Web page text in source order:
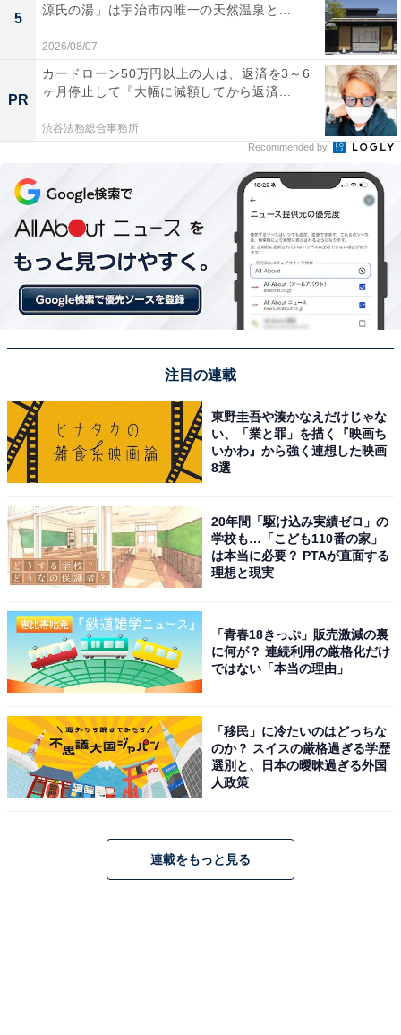
5
源氏の湯」は宇治市内唯一の天然温泉と...
2026/08/07
PR
カードローン50万円以上の人は、返済を3～6
ヶ月停止して『大幅に減額してから返済...
渋谷法務総合事務所
Recommended by
注目の連載
東野圭吾や湊かなえだけじゃな
い、「業と罪」を描く『映画ち
いかわ』から強く連想した映画
8選
20年間「駆け込み実績ゼロ」の
学校も…「こども110番の家」
は本当に必要？ PTAが直面する
理想と現実
「青春18きっぷ」販売激減の裏
に何が？ 連続利用の厳格化だけ
ではない「本当の理由」
「移民」に冷たいのはどっちな
のか？ スイスの厳格過ぎる学歴
選別と、日本の曖昧過ぎる外国
人政策
連載をもっと見る